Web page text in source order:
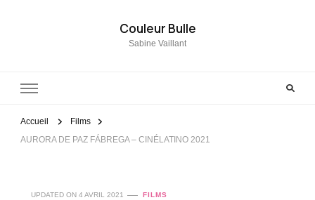
Couleur Bulle
Sabine Vaillant
Accueil
Films
AURORA DE PAZ FÁBREGA – CINÉLATINO 2021
UPDATED ON 4 AVRIL 2021 FILMS